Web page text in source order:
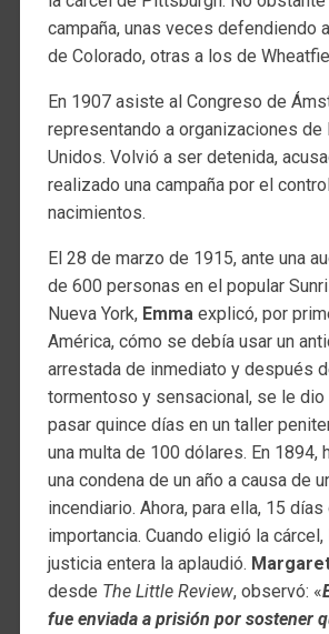
campaña, unas veces defendiendo
de Colorado, otras a los de
En 1907 asiste al Congreso de
representando a organizaciones de
Unidos. Volvió a ser detenida,
realizado una campaña por el
nacimientos.
El 28 de marzo de 1915, ante una
de 600 personas en el popular
Nueva York, Emmaexplicó, por
América, cómo se debía usar un
arrestada de inmediato y después
tormentoso y sensacional, se le dio
pasar quince días en un taller
una multa de 100 dólares. En 1894,
una condena de un año a causa de
incendiario. Ahora, para ella, 15 días
importancia. Cuando eligió la cárcel,
justicia entera la aplaudió.
desde The Little Review, observó: «
fue enviada a prisión por sostener